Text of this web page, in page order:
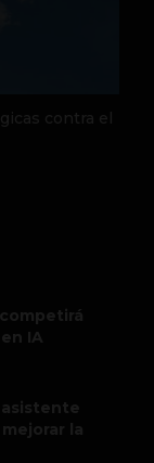
contra el
IA
asistente
la